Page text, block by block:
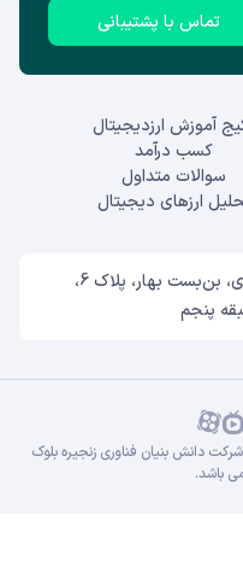
تماس با پشتیبانی
آموزش ارزدیجیتال
کسب درآمد
سوالات متداول
ارزهای دیجیتال
آدرس: تهران، زعفرانیه، بلوار بهزادی، بن‌بست بهار، پلاک 6،
پنجم
دانش بنیان فناوری زنجیره بلوک
باشد.